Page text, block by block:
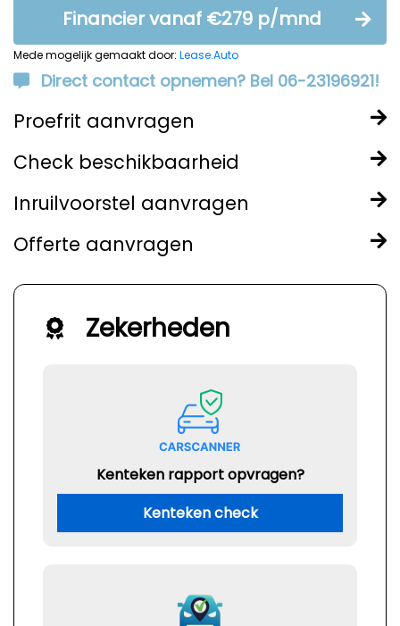
Financier vanaf €279 p/mnd
Mede mogelijk gemaakt door: Lease.Auto
Direct contact opnemen? Bel 06-23196921!
Proefrit aanvragen
Check beschikbaarheid
Inruilvoorstel aanvragen
Offerte aanvragen
Zekerheden
Kenteken rapport opvragen?
Kenteken check